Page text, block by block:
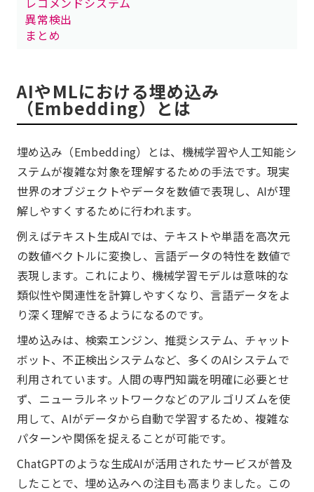
異常検出
まとめ
AIやMLにおける埋め込み
（Embedding）とは
埋め込み（Embedding）とは、機械学習や人工知能シ
ステムが複雑な対象を理解するための手法です。現実
世界のオブジェクトやデータを数値で表現し、AIが理
解しやすくするために行われます。
例えばテキスト生成AIでは、テキストや単語を高次元
の数値ベクトルに変換し、言語データの特性を数値で
表現します。これにより、機械学習モデルは意味的な
類似性や関連性を計算しやすくなり、言語データをよ
り深く理解できるようになるのです。
埋め込みは、検索エンジン、推奨システム、チャット
ボット、不正検出システムなど、多くのAIシステムで
利用されています。人間の専門知識を明確に必要とせ
ず、ニューラルネットワークなどのアルゴリズムを使
用して、AIがデータから自動で学習するため、複雑な
パターンや関係を捉えることが可能です。
ChatGPTのような生成AIが活用されたサービスが普及
したことで、埋め込みへの注目も高まりました。この